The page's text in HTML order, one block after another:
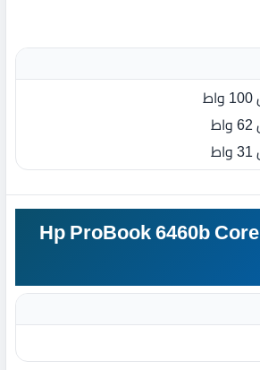
سعر لاب توب Hp ProBook 6460b Core